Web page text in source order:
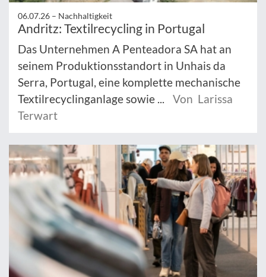
06.07.26 – Nachhaltigkeit
Andritz: Textilrecycling in Portugal
Das Unternehmen A Penteadora SA hat an
seinem Produktionsstandort in Unhais da
Serra, Portugal, eine komplette mechanische
Textilrecyclinganlage sowie ...
Von Larissa
Terwart